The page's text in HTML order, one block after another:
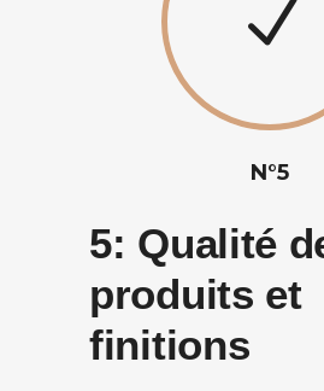
N°5
5: Qualité
produits et
finitions